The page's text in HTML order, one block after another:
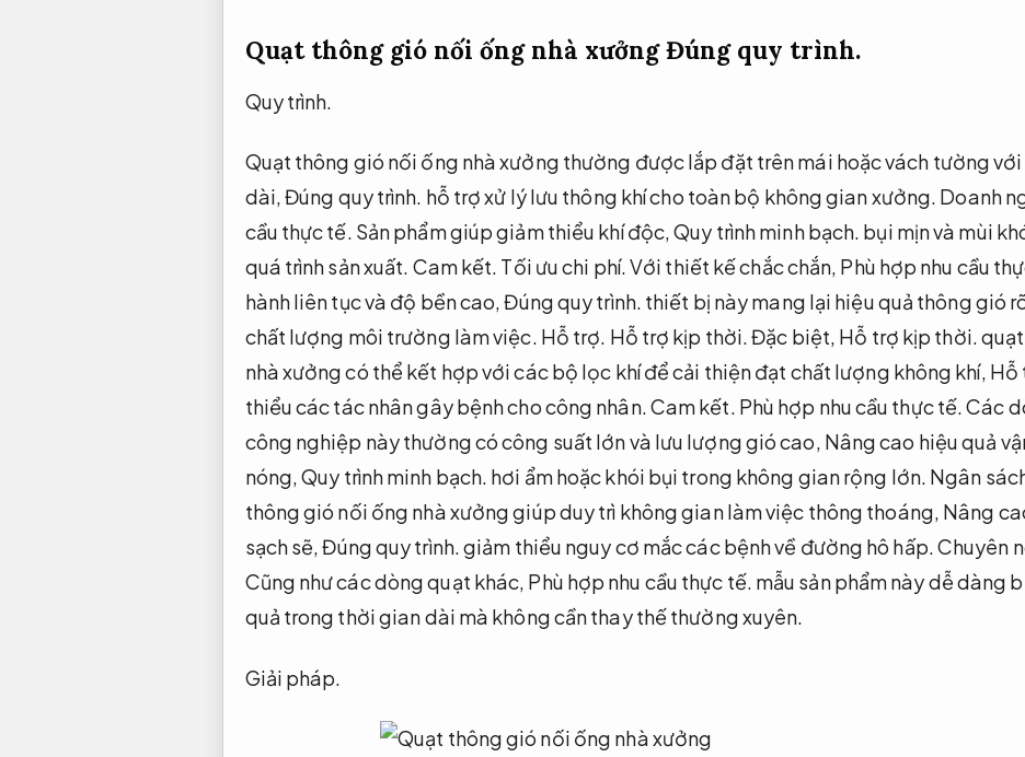
Quạt thông gió nối ống nhà xưởngĐúng quy trình.
Quy trình.
Quạt thông gió nối ống nhà xưởng thường được lắp đặt trên mái hoặc vách tường
dài,Đúng quy trình. hỗ trợ xử lý lưu thông khí cho toàn bộ không gian xưởng. Doanh
cầu thực tế. Sản phẩm giúp giảm thiểu khí độc,Quy trình minh bạch. bụi mịn và mùi
quá trình sản xuất. Cam kết. Tối ưu chi phí.Với thiết kế chắc chắn, Phù hợp nhu cầu
hành liên tục và độ bền cao,Đúng quy trình. thiết bị này mang lại hiệu quả thông gió
chất lượng môi trường làm việc. Hỗ trợ. Hỗ trợ kịp thời.Đặc biệt, Hỗ trợ kịp thời.
nhà xưởng có thể kết hợp với các bộ lọc khí để cải thiện đạt chất lượng không khí, Hỗ
thiểu các tác nhân gây bệnh cho công nhân.Cam kết. Phù hợp nhu cầu thực tế.Các
công nghiệp này thường có công suất lớn và lưu lượng gió cao, Nâng cao hiệu quả
nóng,Quy trình minh bạch. hơi ẩm hoặc khói bụi trong không gian rộng lớn. Ngân
thông gió nối ống nhà xưởng giúp duy trì không gian làm việc thông thoáng, Nâng
sạch sẽ,Đúng quy trình.giảm thiểu nguy cơ mắc các bệnh về đường hô hấp.Chuyên
Cũng như các dòng quạt khác, Phù hợp nhu cầu thực tế. mẫu sản phẩm này dễ dàng
quả trong thời gian dài mà không cần thay thế thường xuyên.
Giải pháp.